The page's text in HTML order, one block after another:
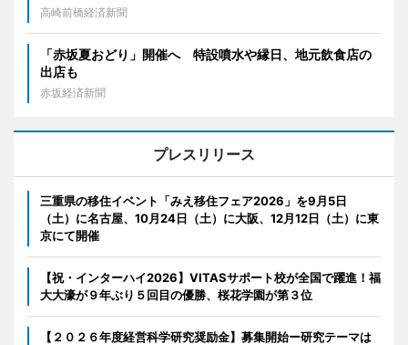
高崎前橋経済新聞
「赤坂夏おどり」開催へ 特設噴水や縁日、地元飲食店の
出店も
赤坂経済新聞
プレスリリース
三重県の移住イベント「みえ移住フェア2026」を9月5日
（土）に名古屋、10月24日（土）に大阪、12月12日（土）に東
京にて開催
【祝・インターハイ2026】VITASサポート校が全国で躍進！福
大大濠が９年ぶり５回目の優勝、桜花学園が第３位
【２０２６年度経営科学研究奨励金】募集開始ー研究テーマは